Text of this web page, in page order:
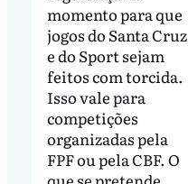
momento para que
jogos do Santa Cruz
e do Sport sejam
feitos com torcida.
Isso vale para
competições
organizadas pela
FPF ou pela CBF. O